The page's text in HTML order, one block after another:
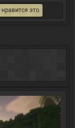
нравится это.